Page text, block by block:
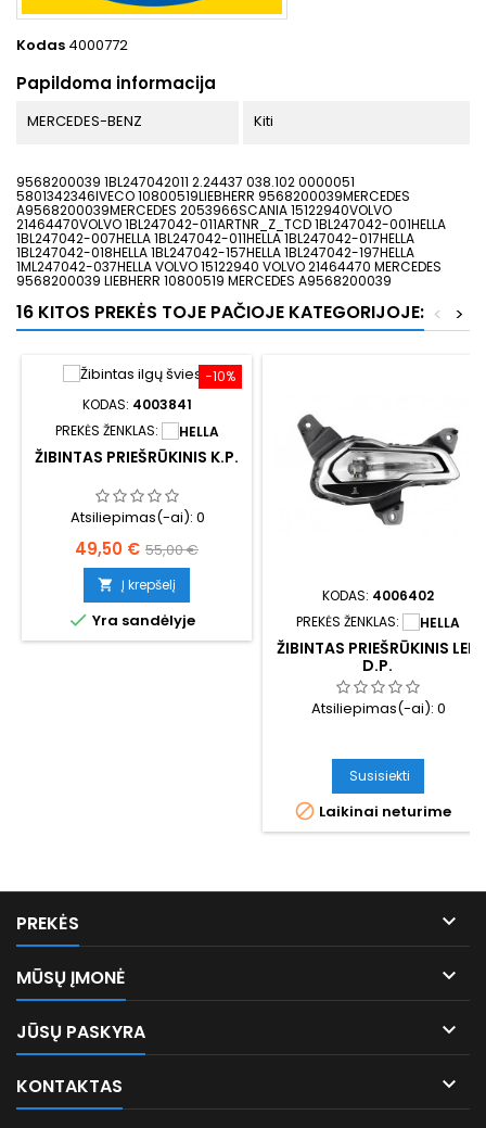
Kodas 4000772
Papildoma informacija
MERCEDES-BENZ Kiti
9568200039 1BL247042011 2.24437 038.102 0000051
5801342346IVECO 10800519LIEBHERR 9568200039MERCEDES
A9568200039MERCEDES 2053966SCANIA 15122940VOLVO
21464470VOLVO 1BL247042-011ARTNR_Z_TCD 1BL247042-001HELLA
1BL247042-007HELLA 1BL247042-011HELLA 1BL247042-017HELLA
1BL247042-018HELLA 1BL247042-157HELLA 1BL247042-197HELLA
1ML247042-037HELLA VOLVO 15122940 VOLVO 21464470 MERCEDES
9568200039 LIEBHERR 10800519 MERCEDES A9568200039
16 KITOS PREKĖS TOJE PAČIOJE KATEGORIJOJE: >
<
−10%
KODAS: 4003841
PREKĖS ŽENKLAS:
ŽIBINTAS PRIEŠRŪKINIS K.P.
Atsiliepimas(-ai): 0
Kaina
49,50 € Bazinė
kaina
55,00 €
 Į krepšelį
 Yra sandėlyje
KODAS: 4006402
PREKĖS ŽENKLAS:
ŽIBINTAS PRIEŠRŪKINIS LED
D.P.
Atsiliepimas(-ai): 0
Susisiekti
 Laikinai neturime
PREKĖS 
MŪSŲ ĮMONĖ 
JŪSŲ PASKYRA 
KONTAKTAS 